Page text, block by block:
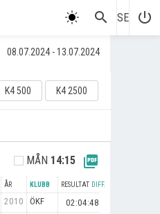
search SE power_settings_new
08.07.2024 - 13.07.2024
K4 500 K4 2500
MÅN 14:15 picture_as_pdf
ÅR KLUBB RESULTAT DIFF.
2010 ÖKF
02:04:48